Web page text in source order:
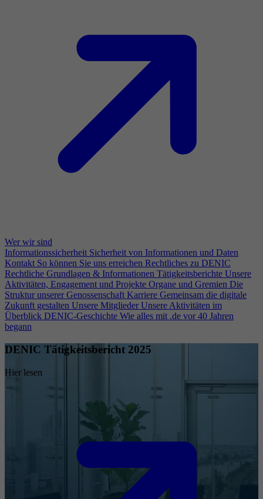
Wer wir sind
Informationssicherheit Sicherheit von Informationen und Daten
Kontakt So können Sie uns erreichen Rechtliches zu DENIC
Rechtliche Grundlagen & Informationen Tätigkeitsberichte Unsere
Aktivitäten, Engagement und Projekte Organe und Gremien Die
Struktur unserer Genossenschaft Karriere Gemeinsam die digitale
Zukunft gestalten Unsere Mitglieder Unsere Aktivitäten im
Überblick DENIC-Geschichte Wie alles mit .de vor 40 Jahren
begann
DENIC Tätigkeitsbericht 2025
Hier lesen